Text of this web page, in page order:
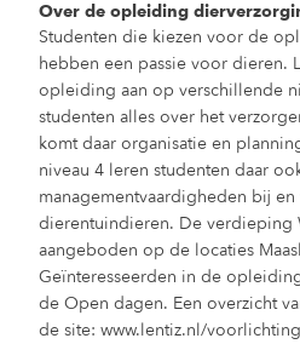
Over de opleiding
Studenten die kiezen voor de
hebben een passie voor dieren.
opleiding aan op verschillende
studenten alles over het
komt daar organisatie en
niveau 4 leren studenten daar
managementvaardigheden bij
dierentuindieren. De
aangeboden op de locaties
Geïnteresseerden in de
de Open dagen. Een overzicht
de site: www.lentiz.nl/